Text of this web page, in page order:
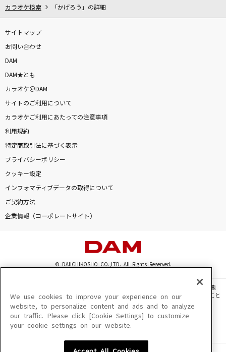
カラオケ検索 「かげろう」の詳細
サイトマップ
お問い合わせ
DAM
DAM★とも
カラオケ＠DAM
サイトのご利用について
カラオケご利用にあたっての注意事項
利用規約
特定商取引法に基づく表示
プライバシーポリシー
クッキー設定
インフォマティブデータの取得について
ご契約方法
企業情報（コーポレートサイト）
© DAIICHIKOSHO CO.,LTD. All Rights Reserved.
このサイトに掲載されている一切の文章・画像・写真・動画・音声等を、手段や形態
を問わず、著作権法の定める範囲を超えて無断で複製、転載、ファイル化などすること
を禁じます。
楽曲及びコンテンツは、機種によりご利用いただけない場合があります。
楽曲及びコンテンツの配信日、配信内容が変更になる場合があります。
We use cookies to improve your experience on our
website, to personalize content and ads and to analyze
our traffic. Please click [Cookie Settings] to customize
your cookie settings on our website.